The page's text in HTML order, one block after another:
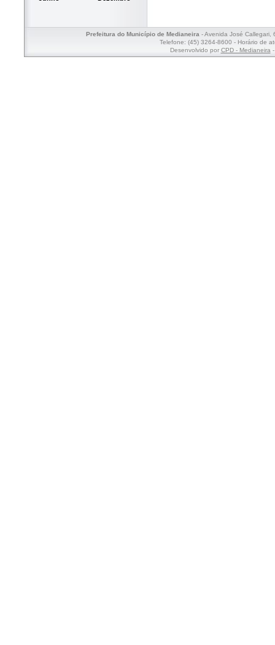
Prefeitura do Município de Medianeira- Avenida José Callegari,
Telefone: (45) 3264-8600 - Horário de
Desenvolvido por CPD - Medianeira-